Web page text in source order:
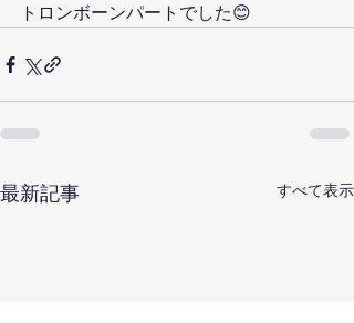
トロンボーンパートでした😊
最新記事 すべて表示